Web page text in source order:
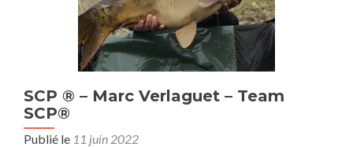
SCP ® – Marc Verlaguet – Team
SCP®
Publié le 11 juin 2022